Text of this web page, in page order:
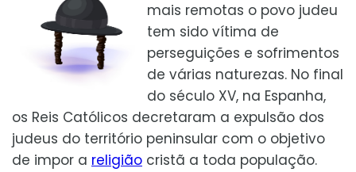
mais remotas o povo judeu
tem sido vítima de
perseguições e sofrimentos
de várias naturezas. No final
do século XV, na Espanha,
os Reis Católicos decretaram a expulsão dos
judeus do território peninsular com o objetivo
de impor a religião cristã a toda população.